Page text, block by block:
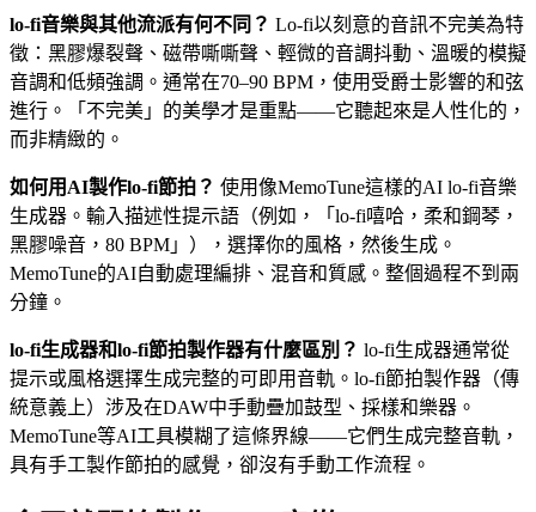
lo-fi音樂與其他流派有何不同？ Lo-fi以刻意的音訊不完美為特
徵：黑膠爆裂聲、磁帶嘶嘶聲、輕微的音調抖動、溫暖的模擬
音調和低頻強調。通常在70–90 BPM，使用受爵士影響的和弦
進行。「不完美」的美學才是重點——它聽起來是人性化的，
而非精緻的。
如何用AI製作lo-fi節拍？ 使用像MemoTune這樣的AI lo-fi音樂
生成器。輸入描述性提示語（例如，「lo-fi嘻哈，柔和鋼琴，
黑膠噪音，80 BPM」），選擇你的風格，然後生成。
MemoTune的AI自動處理編排、混音和質感。整個過程不到兩
分鐘。
lo-fi生成器和lo-fi節拍製作器有什麼區別？ lo-fi生成器通常從
提示或風格選擇生成完整的可即用音軌。lo-fi節拍製作器（傳
統意義上）涉及在DAW中手動疊加鼓型、採樣和樂器。
MemoTune等AI工具模糊了這條界線——它們生成完整音軌，
具有手工製作節拍的感覺，卻沒有手動工作流程。